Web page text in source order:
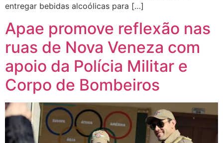
entregar bebidas alcoólicas para […]
Apae promove reflexão nas
ruas de Nova Veneza com
apoio da Polícia Militar e
Corpo de Bombeiros